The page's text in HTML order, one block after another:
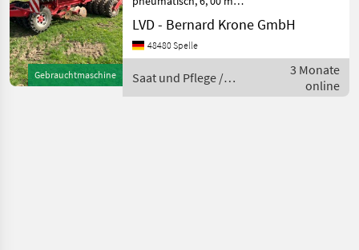
Gebrauchtmaschine
Arbeitsbreite, 40 Reihen,
Doppelscheiben-Schare,
Fahrgassenschaltung, hydr.
Spuranreisser, Tank: 4
LVD - Bernard Krone GmbH
48480 Spelle
Saat und Pflege /
Horsch
3 Monate
online